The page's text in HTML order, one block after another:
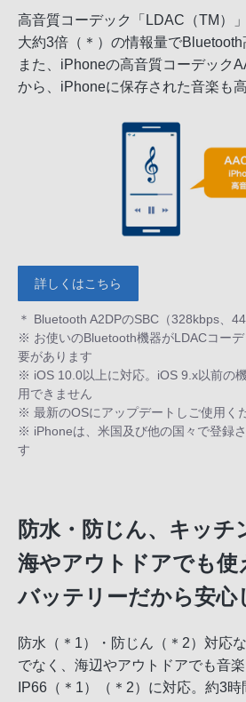
高音質コーデック「LDAC（TM）
大約3倍（＊）の情報量でBluetooth
また、iPhoneの高音質コーデック
から、iPhoneに保存された音楽も
詳しくはこちら
＊ Bluetooth A2DPのSBC（328kbps、
※ お使いのBluetooth機器がLDACコー
要があります
※ iOS 10.0以上に対応。iOS 9.x以前の
用できません
※ 最新のOSにアップデートしご使用く
※ iPhoneは、米国及び他の国々で登録
す
防水・防じん、キッチ
海やアウトドアでも使
バッテリーだから安心
防水（＊1）・防じん（＊2）対応
でなく、海辺やアウトドアでも音楽
IP66（＊1）（＊2）に対応。約3